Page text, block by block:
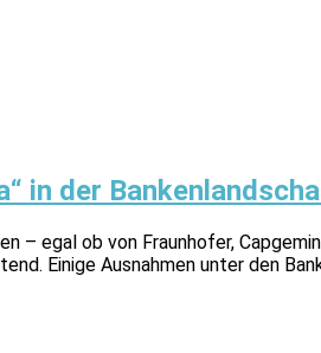
in der
– egal ob von Fraunhofer,
Einige Ausnahmen unter den